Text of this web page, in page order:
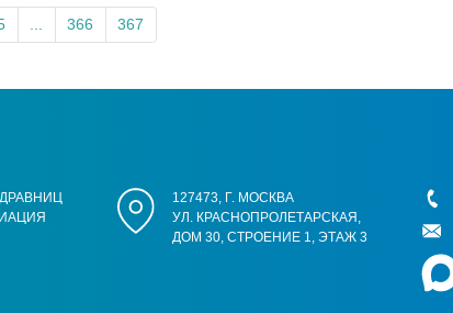
366 367
127473, Г. МОСКВА
УЛ. КРАСНОПРОЛЕТАРСКАЯ,
ДОМ 30, СТРОЕНИЕ 1, ЭТАЖ 3